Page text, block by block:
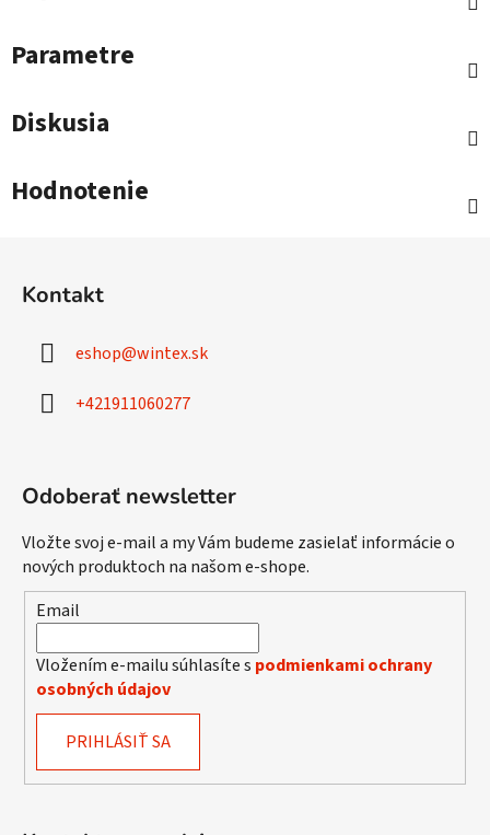
Parametre
Diskusia
Hodnotenie
Kontakt
eshop@wintex.sk
+421911060277
Odoberať newsletter
Vložte svoj e-mail a my Vám budeme zasielať informácie o
nových produktoch na našom e-shope.
Email
Vložením e-mailu súhlasíte s podmienkami ochrany
osobných údajov
PRIHLÁSIŤ SA